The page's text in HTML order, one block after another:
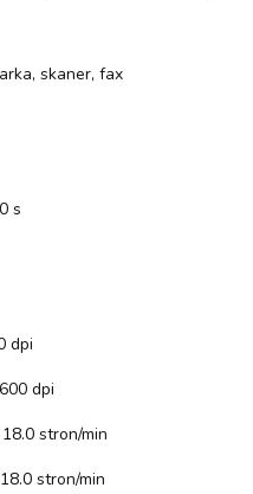
skaner, fax
s
dpi
dpi
18.0 stron/min
stron/min